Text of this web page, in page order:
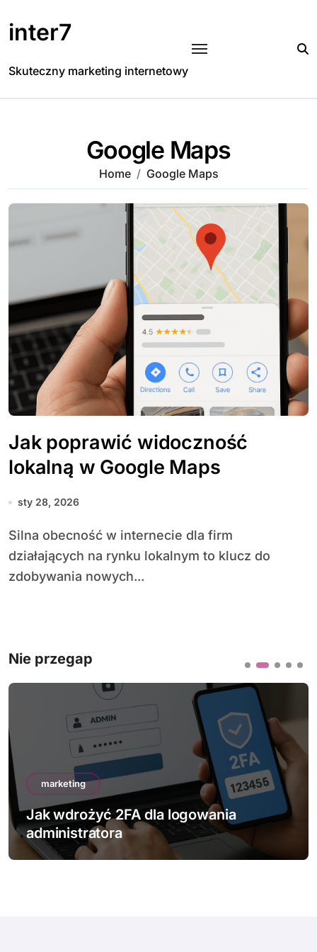
to
content
inter7
Skuteczny marketing internetowy
Google Maps
Home Google Maps
Jak poprawić widoczność
lokalną w Google Maps
sty 28, 2026
Silna obecność w internecie dla firm
działających na rynku lokalnym to klucz do
zdobywania nowych...
Nie przegap
marketing
Jak wdrożyć 2FA dla logowania
administratora